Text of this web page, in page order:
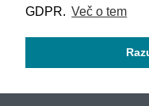
GDPR. Več o tem
Kranj